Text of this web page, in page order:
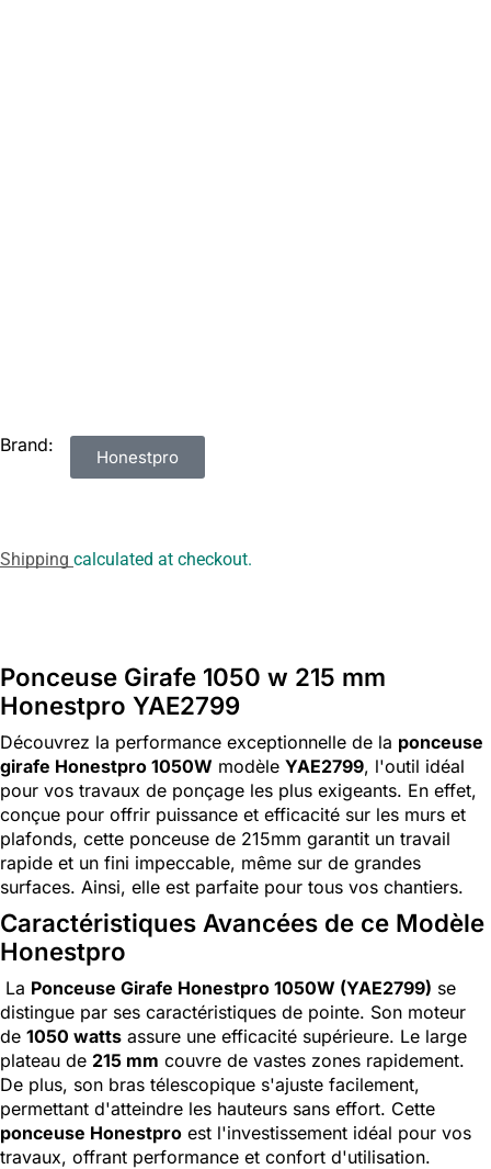
Brand:
Honestpro
Shipping calculated at checkout.
Ponceuse Girafe 1050 w 215 mm
Honestpro YAE2799
Découvrez la performance exceptionnelle de la ponceuse
girafe Honestpro 1050W modèle YAE2799, l'outil idéal
pour vos travaux de ponçage les plus exigeants. En effet,
conçue pour offrir puissance et efficacité sur les murs et
plafonds, cette ponceuse de 215mm garantit un travail
rapide et un fini impeccable, même sur de grandes
surfaces. Ainsi, elle est parfaite pour tous vos chantiers.
Caractéristiques Avancées de ce Modèle
Honestpro
La Ponceuse Girafe Honestpro 1050W (YAE2799) se
distingue par ses caractéristiques de pointe. Son moteur
de 1050 watts assure une efficacité supérieure. Le large
plateau de 215 mm couvre de vastes zones rapidement.
De plus, son bras télescopique s'ajuste facilement,
permettant d'atteindre les hauteurs sans effort. Cette
ponceuse Honestpro est l'investissement idéal pour vos
travaux, offrant performance et confort d'utilisation.